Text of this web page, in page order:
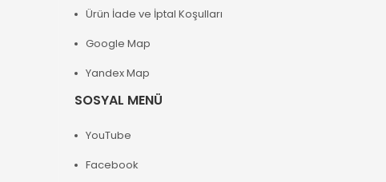
Ürün İade ve İptal Koşulları
Google Map
Yandex Map
SOSYAL MENÜ
YouTube
Facebook